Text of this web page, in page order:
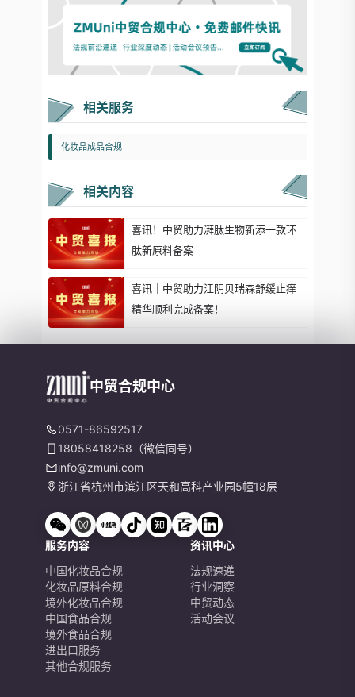
相关服务
化妆品成品合规
相关内容
喜讯！中贸助力湃肽生物新添一款环
肽新原料备案
喜讯｜中贸助力江阴贝瑞森舒缓止痒
精华顺利完成备案！
中贸合规中心
0571-86592517
18058418258（微信同号）
info@zmuni.com
浙江省杭州市滨江区天和高科产业园5幢18层
服务内容
中国化妆品合规
化妆品原料合规
境外化妆品合规
中国食品合规
境外食品合规
进出口服务
其他合规服务
资讯中心
法规速递
行业洞察
中贸动态
活动会议